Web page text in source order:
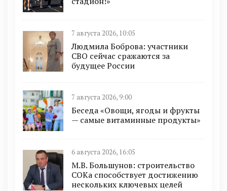
7 августа 2026, 10:05
Людмила Боброва: участники
СВО сейчас сражаются за
будущее России
7 августа 2026, 9:00
Беседа «Овощи, ягоды и фрукты
— самые витаминные продукты»
6 августа 2026, 16:05
М.В. Большунов: строительство
СОКа способствует достижению
нескольких ключевых целей